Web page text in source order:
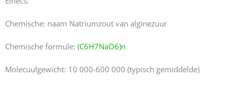
Chemische: naam Natriumzout van alginezuur
Chemische formule: (C6H7NaO6)n
Molecuulgewicht: 10 000-600 000 (typisch gemiddelde)